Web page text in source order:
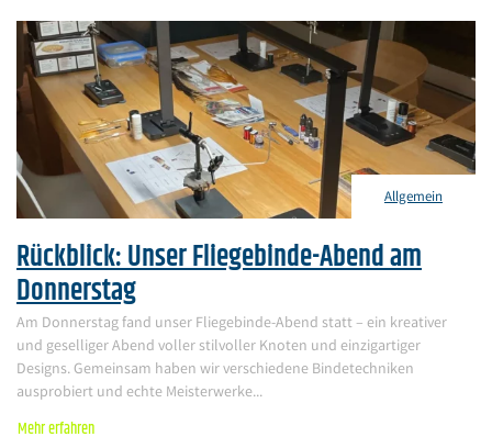
Allgemein
Rückblick: Unser Fliegebinde-Abend am
Donnerstag
Am Donnerstag fand unser Fliegebinde-Abend statt – ein kreativer
und geselliger Abend voller stilvoller Knoten und einzigartiger
Designs. Gemeinsam haben wir verschiedene Bindetechniken
ausprobiert und echte Meisterwerke...
Mehr erfahren